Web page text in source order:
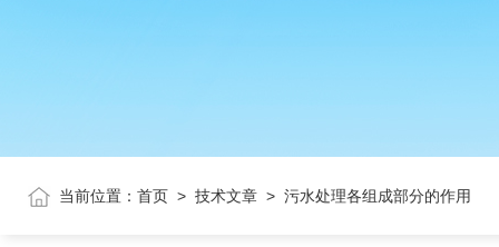
当前位置： 首页 > 技术文章 > 污水处理各组成部分的作用